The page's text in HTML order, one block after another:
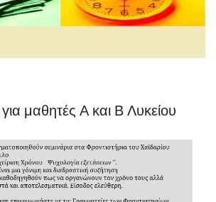
για μαθητές Α και Β Λυκείου